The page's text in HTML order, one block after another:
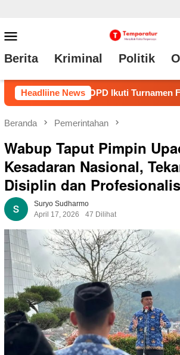
ke
konten
Mobile
Berita Kriminal Politik
Headliine News
Piala Bupati Bekasi 2026 Kritik
Beranda Pemerintahan
Wabup Taput Pimpin
Kesadaran Nasional,
Disiplin dan
Suryo Sudharmo
April 17, 2026
47 Dilihat